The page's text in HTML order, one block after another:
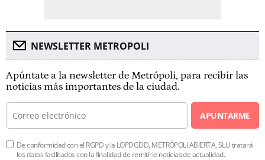
NEWSLETTER METROPOLI
Apúntate a la newsletter de Metrópoli, para recibir las
noticias más importantes de la ciudad.
APUNTARME
De conformidad con el RGPD y la LOPDGDD, METRÓPOLI ABIERTA, SLU tratará
los datos facilitados con la finalidad de remitirle noticias de actualidad.